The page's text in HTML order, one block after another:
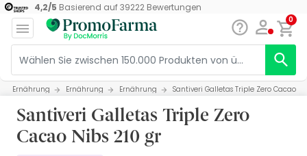
4,2/5 Basierend auf39222Bewertungen
0
Ernährung Ernährung Ernährung Santiveri Galletas Triple Zero Cacao
Santiveri Galletas Triple Zero
Cacao Nibs 210 gr